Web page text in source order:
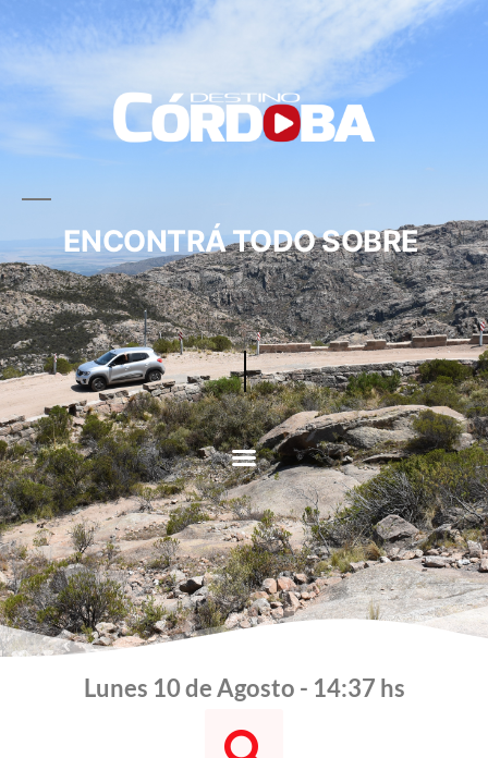
ENCONTRÁ TODO SOBRE
CIRCUITOS
Lunes 10 de Agosto - 14:37 hs